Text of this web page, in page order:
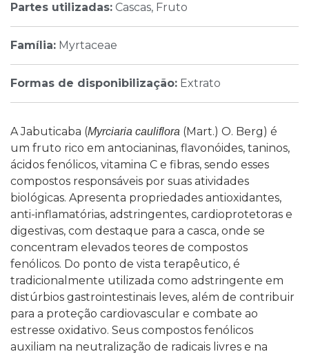
Partes utilizadas: Cascas, Fruto
Família: Myrtaceae
Formas de disponibilização: Extrato
A Jabuticaba (Myrciaria cauliflora (Mart.) O. Berg) é
um fruto rico em antocianinas, flavonóides, taninos,
ácidos fenólicos, vitamina C e fibras, sendo esses
compostos responsáveis por suas atividades
biológicas. Apresenta propriedades antioxidantes,
anti-inflamatórias, adstringentes, cardioprotetoras e
digestivas, com destaque para a casca, onde se
concentram elevados teores de compostos
fenólicos. Do ponto de vista terapêutico, é
tradicionalmente utilizada como adstringente em
distúrbios gastrointestinais leves, além de contribuir
para a proteção cardiovascular e combate ao
estresse oxidativo. Seus compostos fenólicos
auxiliam na neutralização de radicais livres e na